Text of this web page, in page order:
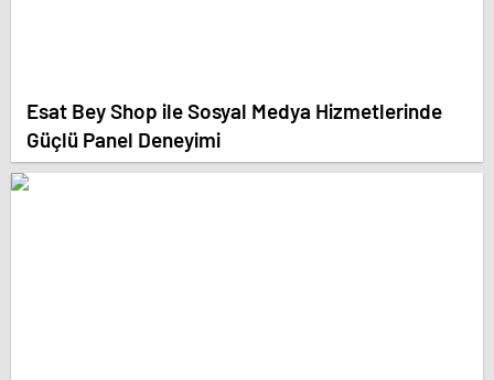
Esat Bey Shop ile Sosyal Medya Hizmetlerinde
Güçlü Panel Deneyimi